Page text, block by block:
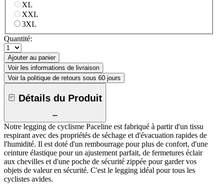
XL
XXL
3XL
Quantité:
Ajouter au panier
Voir les informations de livraison
Voir la politique de retours sous 60 jours
Détails du Produit
Notre legging de cyclisme Paceline est fabriqué à partir d'un tissu
respirant avec des propriétés de séchage et d'évacuation rapides de
l'humidité. Il est doté d'un rembourrage pour plus de confort, d'une
ceinture élastique pour un ajustement parfait, de fermetures éclair
aux chevilles et d'une poche de sécurité zippée pour garder vos
objets de valeur en sécurité. C'est le legging idéal pour tous les
cyclistes avides.